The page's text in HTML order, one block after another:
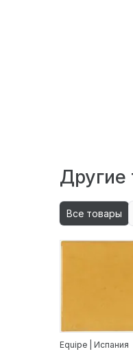
Другие
Все товары
Equipe | Испания